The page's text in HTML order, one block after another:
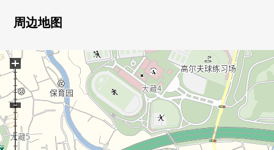
0 有许多世田谷、冈本3丁目绿的居住环境
0 厨房有窗
0 到都立砧公園步行7分钟(约530m)
0 到全家便利店镰田水神桥店步行7分钟(约510m)
■ 室内翻新内容(2026年3月实施)
0 全室地板换新
0 厨房炉子交换
周边地图
+